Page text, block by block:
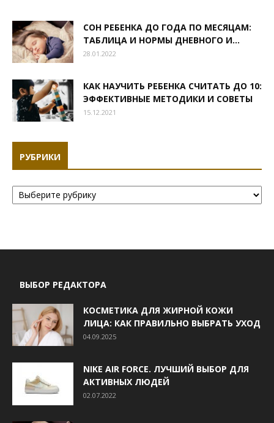
СОН РЕБЕНКА ДО ГОДА ПО МЕСЯЦАМ:
ТАБЛИЦА И НОРМЫ ДНЕВНОГО И...
28.01.2022
КАК НАУЧИТЬ РЕБЕНКА СЧИТАТЬ ДО 10:
ЭФФЕКТИВНЫЕ МЕТОДИКИ И СОВЕТЫ
15.12.2021
РУБРИКИ
Рубрики
ВЫБОР РЕДАКТОРА
КОСМЕТИКА ДЛЯ ЖИРНОЙ КОЖИ
ЛИЦА: КАК ПРАВИЛЬНО ВЫБРАТЬ УХОД
04.09.2025
NIKE AIR FORCE. ЛУЧШИЙ ВЫБОР ДЛЯ
АКТИВНЫХ ЛЮДЕЙ
02.07.2022